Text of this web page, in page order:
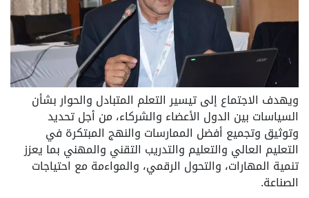
ويهدف الاجتماع إلى تيسير التعلم المتبادل والحوار بشأن
السياسات بين الدول الأعضاء والشركاء، من أجل تحديد
وتوثيق وتجميع أفضل الممارسات والنهج المبتكرة في
التعليم العالي والتعليم والتدريب التقني والمهني بما يعزز
تنمية المهارات، والتحول الرقمي، والمواءمة مع احتياجات
الصناعة.